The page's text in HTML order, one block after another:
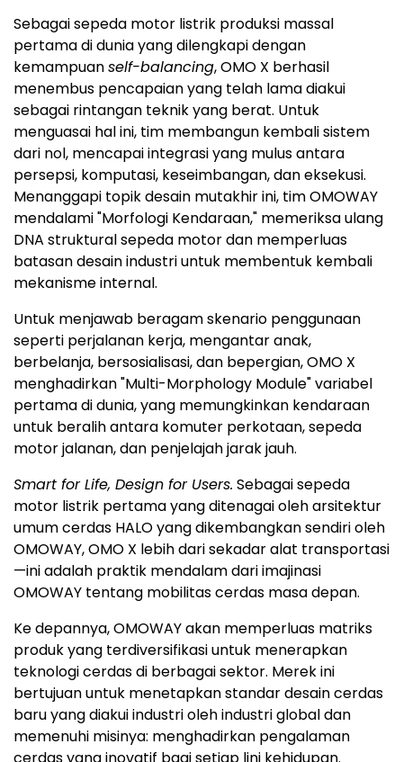
Sebagai sepeda motor listrik produksi massal
pertama di dunia yang dilengkapi dengan
kemampuanself-balancing, OMO X berhasil
menembus pencapaian yang telah lama diakui
sebagai rintangan teknik yang berat. Untuk
menguasai hal ini, tim membangun kembali sistem
dari nol, mencapai integrasi yang mulus antara
persepsi, komputasi, keseimbangan, dan eksekusi.
Menanggapi topik desain mutakhir ini, tim OMOWAY
mendalami "Morfologi Kendaraan," memeriksa ulang
DNA struktural sepeda motor dan memperluas
batasan desain industri untuk membentuk kembali
mekanisme internal.
Untuk menjawab beragam skenario penggunaan
seperti perjalanan kerja, mengantar anak,
berbelanja, bersosialisasi, dan bepergian, OMO X
menghadirkan "Multi-Morphology Module" variabel
pertama di dunia, yang memungkinkan kendaraan
untuk beralih antara komuter perkotaan, sepeda
motor jalanan, dan penjelajah jarak jauh.
Smart for Life, Design for Users. Sebagai sepeda
motor listrik pertama yang ditenagai oleh arsitektur
umum cerdas HALO yang dikembangkan sendiri oleh
OMOWAY, OMO X lebih dari sekadar alat transportasi
—ini adalah praktik mendalam dari imajinasi
OMOWAY tentang mobilitas cerdas masa depan.
Ke depannya, OMOWAY akan memperluas matriks
produk yang terdiversifikasi untuk menerapkan
teknologi cerdas di berbagai sektor. Merek ini
bertujuan untuk menetapkan standar desain cerdas
baru yang diakui industri oleh industri global dan
memenuhi misinya: menghadirkan pengalaman